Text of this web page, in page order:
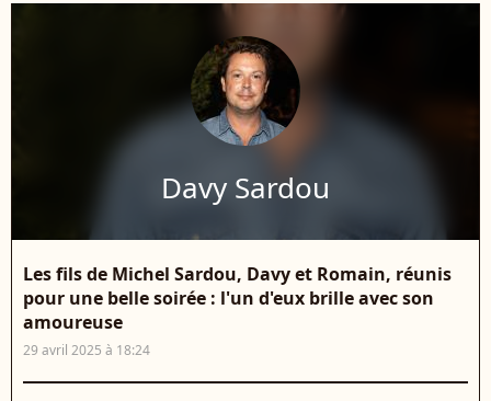
Davy Sardou
Les fils de Michel Sardou, Davy et Romain, réunis
pour une belle soirée : l'un d'eux brille avec son
amoureuse
29 avril 2025 à 18:24